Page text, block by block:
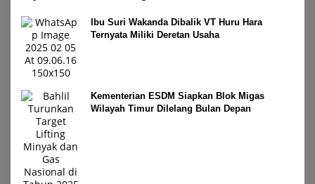
Ibu Suri Wakanda Dibalik VT Huru Hara
Ternyata Miliki Deretan Usaha
Kementerian ESDM Siapkan Blok Migas
Wilayah Timur Dilelang Bulan Depan